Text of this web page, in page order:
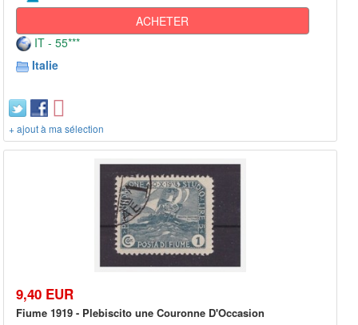
ACHETER
IT - 55***
Italie
+ ajout à ma sélection
9,40 EUR
Fiume 1919 - Plebiscito une Couronne D'Occasion